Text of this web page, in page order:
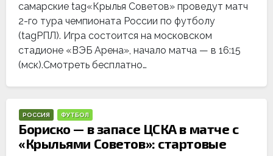
самарские tag«Крылья Советов» проведут матч
2-го тура чемпионата России по футболу
(tagРПЛ). Игра состоится на московском
стадионе «ВЭБ Арена», начало матча — в 16:15
(мск).Смотреть бесплатно…
РОССИЯ ФУТБОЛ
Бориско — в запасе ЦСКА в матче с
«Крыльями Советов»: стартовые